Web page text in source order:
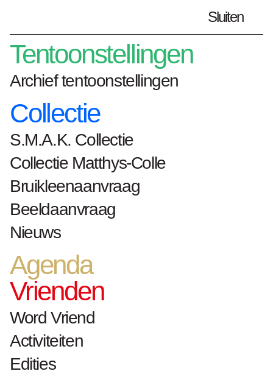
nl
Sluiten
Tentoonstellingen
Archief tentoonstellingen
Collectie
S.M.A.K. Collectie
Collectie Matthys-Colle
Bruikleenaanvraag
Beeldaanvraag
Nieuws
Agenda
Vrienden
Word Vriend
Activiteiten
Edities
Home
kunstwerken
La fleur crématoire (Composition X)
La fleur crématoire
(Composition X)
Pierre Lahaut
1966
olieverf op doek
h. 194.5 cm x b. 146 cm
1967 bruikleen Franse Gemeenschap